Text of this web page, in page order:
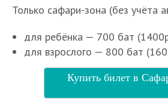
Только сафари-зона (без учёта
для ребёнка — 700 бат
для взрослого — 800 бат
Купить билет в